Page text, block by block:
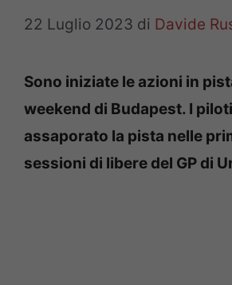
22 Luglio 2023 di Davide
Sono iniziate le azioni in
weekend di Budapest. I
assaporato la pista nelle
sessioni di libere del GP di